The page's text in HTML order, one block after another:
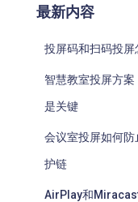
最新内容
投屏码和扫码投
智慧教室投屏方
是关键
会议室投屏如何
护链
AirPlay和